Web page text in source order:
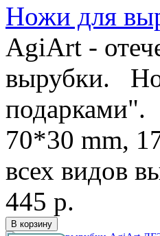
Ножи для
AgiArt -
вырубки.
подарками".
70*30 mm,
всех видов
445 р.